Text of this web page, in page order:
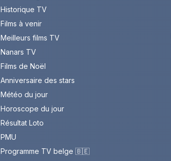
Historique TV
Films à venir
Meilleurs films TV
Nanars TV
Films de Noël
Anniversaire des stars
Météo du jour
Horoscope du jour
Résultat Loto
PMU
Programme TV belge 🇧🇪